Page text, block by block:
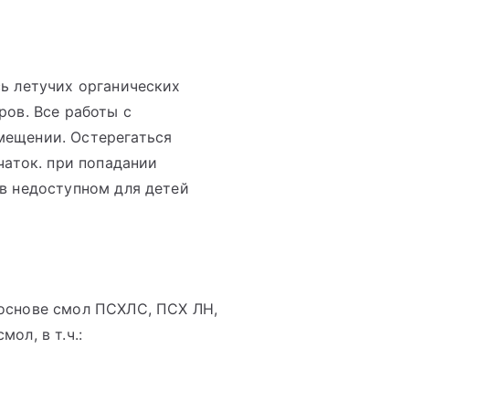
органических
Все работы с
Остерегаться
при попадании
недоступном для детей
основе смол ПСХЛС, ПСХ ЛН,
в т.ч.: